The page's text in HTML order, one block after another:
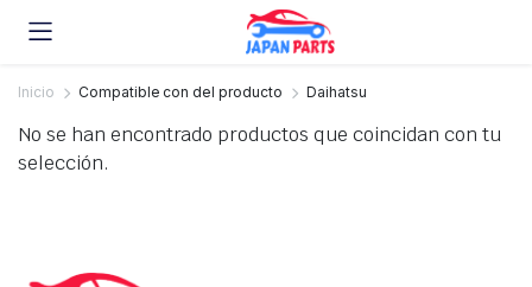
Inicio Compatible con del producto Daihatsu
No se han encontrado productos que coincidan con tu
selección.